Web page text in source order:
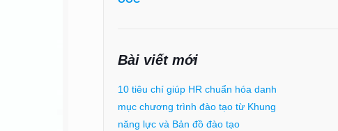
Bài viết mới
10 tiêu chí giúp HR chuẩn hóa danh
mục chương trình đào tạo từ Khung
năng lực và Bản đồ đào tạo